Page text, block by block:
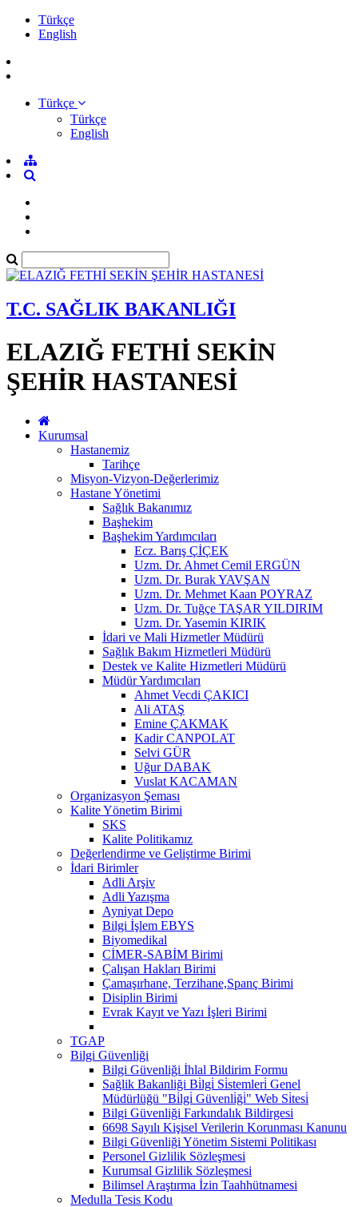
Türkçe
English
Türkçe
Türkçe
English
T.C. SAĞLIK BAKANLIĞI
ELAZIĞ FETHİ SEKİN
ŞEHİR HASTANESİ
Kurumsal
Hastanemiz
Tarihçe
Misyon-Vizyon-Değerlerimiz
Hastane Yönetimi
Sağlık Bakanımız
Başhekim
Başhekim Yardımcıları
Ecz. Barış ÇİÇEK
Uzm. Dr. Ahmet Cemil ERGÜN
Uzm. Dr. Burak YAVŞAN
Uzm. Dr. Mehmet Kaan POYRAZ
Uzm. Dr. Tuğçe TAŞAR YILDIRIM
Uzm. Dr. Yasemin KIRIK
İdari ve Mali Hizmetler Müdürü
Sağlık Bakım Hizmetleri Müdürü
Destek ve Kalite Hizmetleri Müdürü
Müdür Yardımcıları
Ahmet Vecdi ÇAKICI
Ali ATAŞ
Emine ÇAKMAK
Kadir CANPOLAT
Selvi GÜR
Uğur DABAK
Vuslat KACAMAN
Organizasyon Şeması
Kalite Yönetim Birimi
SKS
Kalite Politikamız
Değerlendirme ve Geliştirme Birimi
İdari Birimler
Adli Arşiv
Adli Yazışma
Ayniyat Depo
Bilgi İşlem EBYS
Biyomedikal
CİMER-SABİM Birimi
Çalışan Hakları Birimi
Çamaşırhane, Terzihane,Spanç Birimi
Disiplin Birimi
Evrak Kayıt ve Yazı İşleri Birimi
TGAP
Bilgi Güvenliği
Bilgi Güvenliği İhlal Bildirim Formu
Sağlik Bakanliği Bi̇lgi̇ Si̇stemleri̇ Genel
Müdürlüğü "Bi̇lgi̇ Güvenli̇ği̇" Web Si̇tesi̇
Bilgi Güvenliği Farkındalık Bildirgesi
6698 Sayılı Kişisel Verilerin Korunması Kanunu
Bilgi Güvenliği Yönetim Sistemi Politikası
Personel Gizlilik Sözleşmesi
Kurumsal Gizlilik Sözleşmesi
Bilimsel Araştırma İzin Taahhütnamesi
Medulla Tesis Kodu